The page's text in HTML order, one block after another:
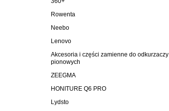
Rowenta
Neebo
Lenovo
Akcesoria i części zamienne do odkurzaczy
pionowych
ZEEGMA
HONITURE Q6 PRO
Lydsto